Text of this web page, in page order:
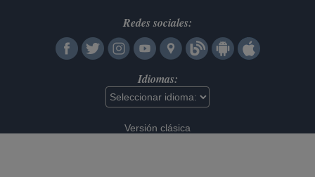
Redes sociales:
Idiomas:
Versión clásica